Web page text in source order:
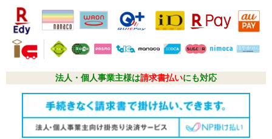
法人・個人事業主様は請求書払いにも対応